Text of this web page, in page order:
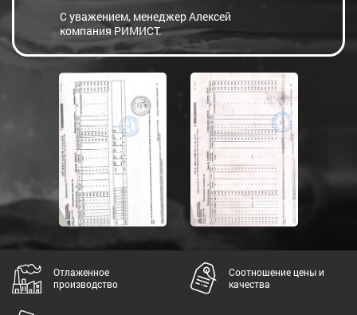
С уважением, менеджер Алексей
компания РИМИСТ.
Отлаженное
производство
Соотношение цены и
качества